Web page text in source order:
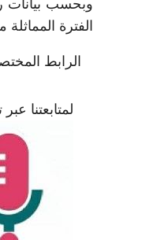
الفترة المماثلة من
الرابط
لمتابعتنا